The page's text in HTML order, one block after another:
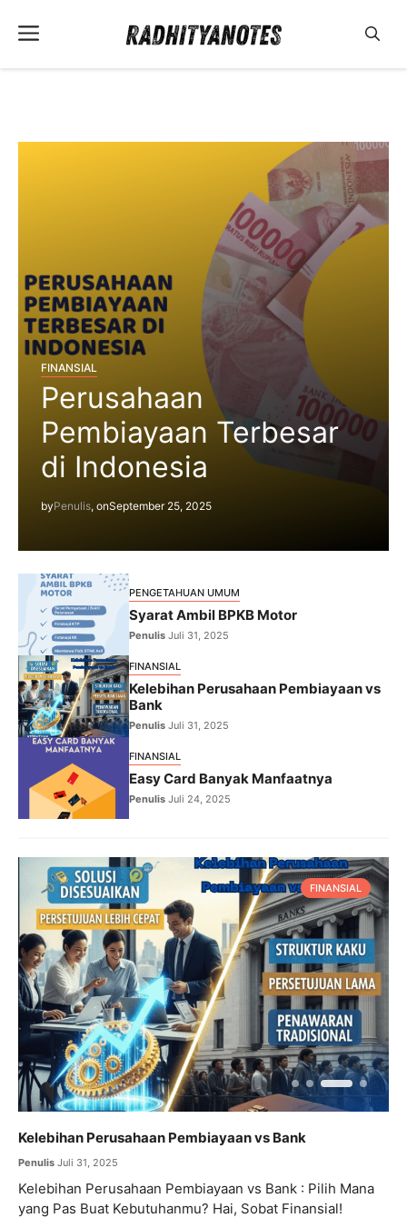
Menu
FINANSIAL
Perusahaan
Pembiayaan Terbesar
di Indonesia
byPenulis, onSeptember 25, 2025
PENGETAHUAN UMUM
Syarat Ambil BPKB Motor
Penulis Juli 31, 2025
FINANSIAL
Kelebihan Perusahaan Pembiayaan vs
Bank
Penulis Juli 31, 2025
FINANSIAL
Easy Card Banyak Manfaatnya
Penulis Juli 24, 2025
FINANSIAL
Kelebihan Perusahaan Pembiayaan vs Bank
Penulis Juli 31, 2025
Kelebihan Perusahaan Pembiayaan vs Bank : Pilih Mana
yang Pas Buat Kebutuhanmu? Hai, Sobat Finansial!